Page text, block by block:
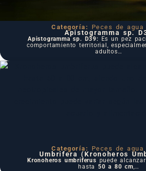
Categoría: Peces de agua
Apistogramma sp.
Apistogramma sp. D39:
Es un pez
comportamiento territorial,
adultos…
Categoría: Peces de agua
Umbrifera (Kronoheros
Kronoheros umbriferus puede
hasta50 a 80 cm,…